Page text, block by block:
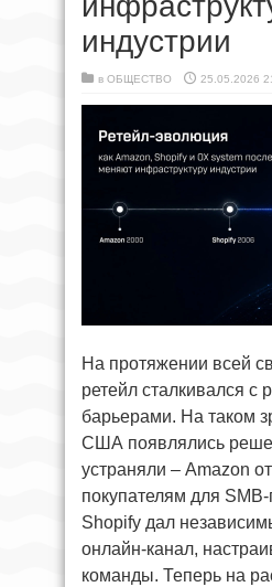
индустрии
в ОБЩЕСТВО 25.05.2026
На протяжении всей
ретейл сталкивался с
барьерами. На таком
США появлялись
устраняли – Amazon
покупателям для
Shopify дал
онлайн-канал,
команды. Теперь на